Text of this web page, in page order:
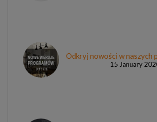
Odkryj nowości w naszych
15 January